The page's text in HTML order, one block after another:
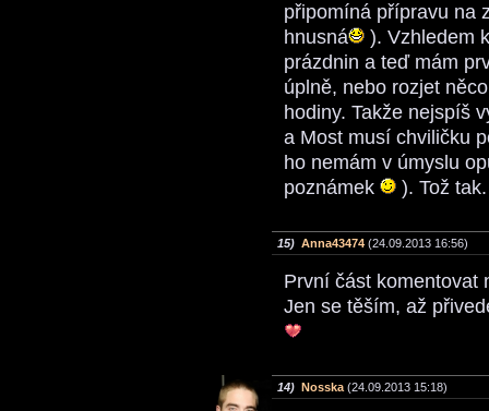
připomíná přípravu na
hnusná
). Vzhledem
prázdnin a teď mám
úplně, nebo rozjet
hodiny. Takže nejspíš
a Most musí chviličku
ho nemám v úmyslu
poznámek
). Tož
15) Anna43474 (24.09.2013 16:56)
První část komentovat
Jen se těším, až
14) Nosska (24.09.2013 15:18)